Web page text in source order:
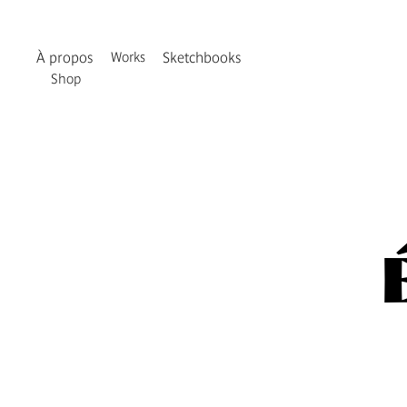
À propos Works Sketchbooks
Shop